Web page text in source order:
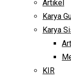
Artikel
Karya
Karya
KIR